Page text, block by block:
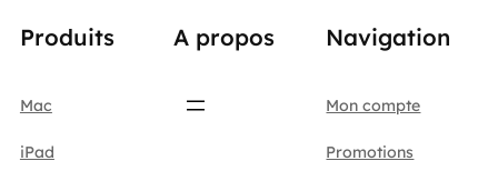
Produits
Mac
iPad
A propos Navigation
Mon compte
Promotions